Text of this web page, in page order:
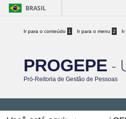
BRASIL
Ir para o conteúdo 1 Ir para o menu 2
PROGEPE -
Pró-Reitoria de Gestão de Pessoas